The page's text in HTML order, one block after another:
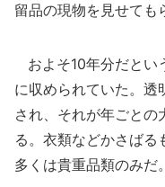
留品の現物を見せても
およそ10年分だとい
に収められていた。透
され、それが年ごとの
る。衣類などかさばる
多くは貴重品類のみだ。